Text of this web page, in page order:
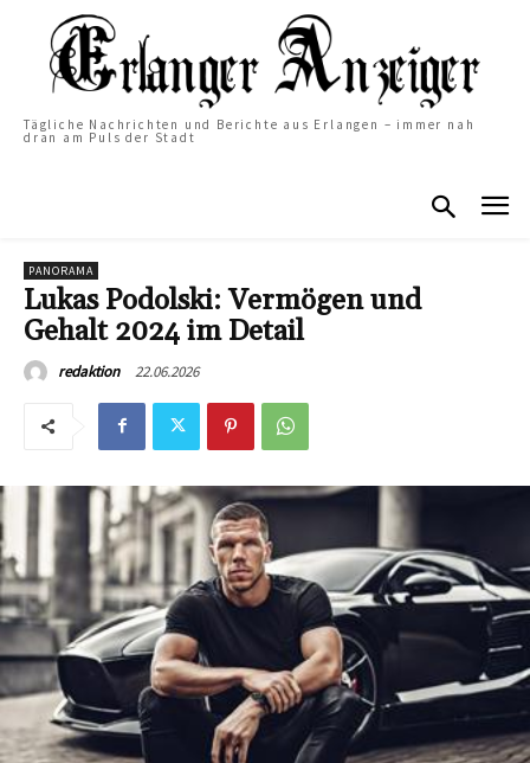
Tägliche Nachrichten und Berichte aus Erlangen – immer nah
dran am Puls der Stadt
PANORAMA
Lukas Podolski: Vermögen und
Gehalt 2024 im Detail
redaktion 22.06.2026